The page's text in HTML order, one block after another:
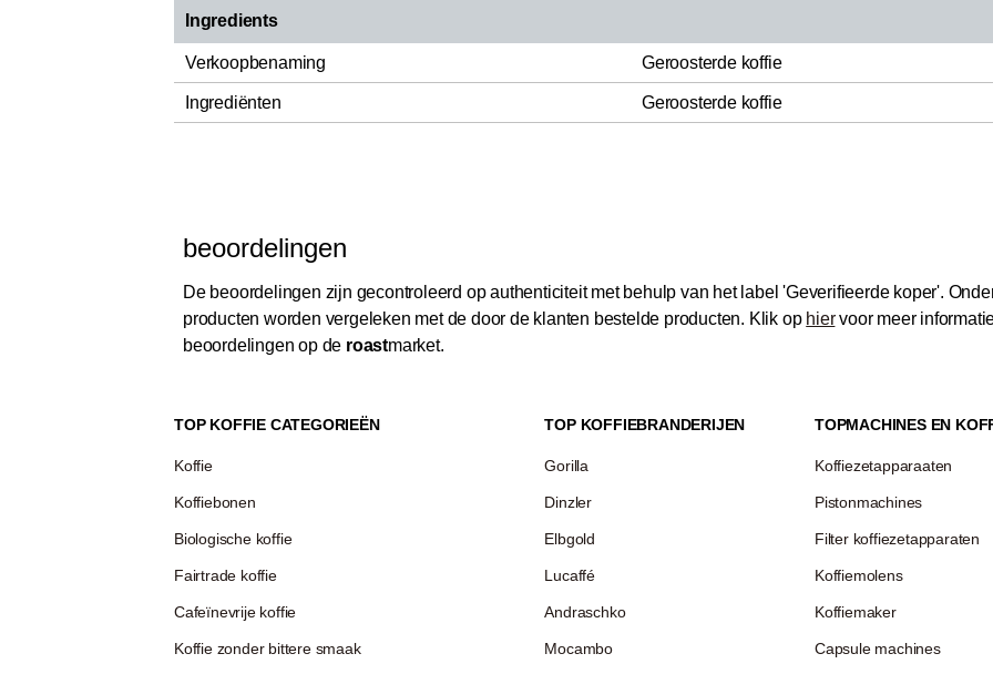
Ingredients
Verkoopbenaming Geroosterde koffie
Ingrediënten Geroosterde koffie
beoordelingen
De beoordelingen zijn gecontroleerd op authenticiteit met behulp van het label 'Geverifieerde koper'.
producten worden vergeleken met de door de klanten bestelde producten. Klik op hiervoor meer
beoordelingen op de roastmarket.
TOP KOFFIE CATEGORIEËN
Koffie
Koffiebonen
Biologische koffie
Fairtrade koffie
Cafeïnevrije koffie
Koffie zonder bittere smaak
TOP KOFFIEBRANDERIJEN
Gorilla
Dinzler
Elbgold
Lucaffé
Andraschko
Mocambo
TOPMACHINES EN
Koffiezetapparaaten
Pistonmachines
Filter koffiezetapparaten
Koffiemolens
Koffiemaker
Capsule machines